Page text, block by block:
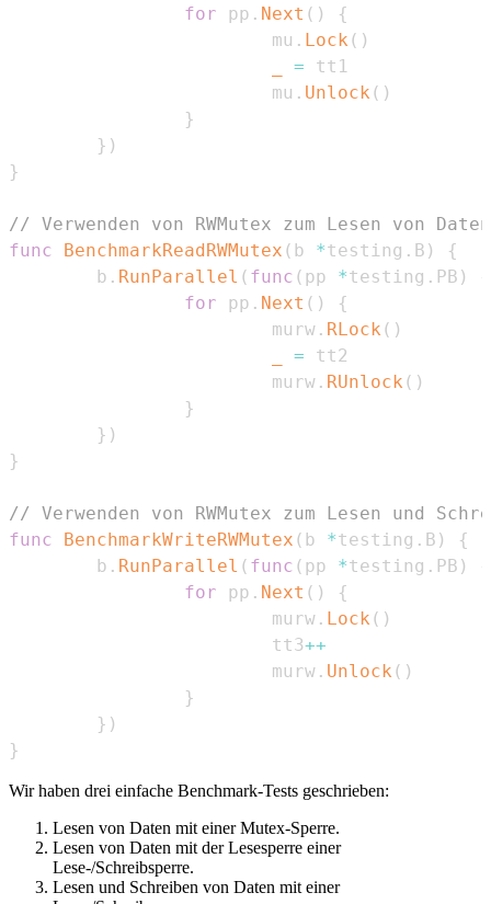
for pp . Next ( )
{
                        mu
. Lock ( )
=
                        mu
. Unlock ( )
}
} )
}
// Verwenden von RWMutex zum Lesen von Daten
func
BenchmarkReadRWMutex ( b *testing . B )
{
        b
. RunParallel ( func ( pp *testing . PB )
for pp . Next ( )
{
                        murw
. RLock ( )
=
                        murw
. RUnlock ( )
}
} )
}
// Verwenden von RWMutex zum Lesen und
func
BenchmarkWriteRWMutex ( b *testing . B )
{
        b
. RunParallel ( func ( pp *testing . PB )
for pp . Next ( )
{
                        murw
. Lock ( )
                        tt3
++
                        murw
. Unlock ( )
}
} )
}
Wir haben drei einfache Benchmark-Tests geschrieben:
Lesen von Daten mit einer Mutex-Sperre.
Lesen von Daten mit der Lesesperre einer
Lese-/Schreibsperre.
Lesen und Schreiben von Daten mit einer